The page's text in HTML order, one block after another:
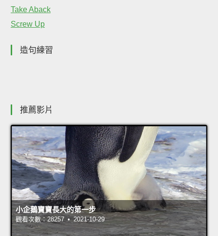
Take Aback
Screw Up
造句練習
推薦影片
小企鵝寶寶長大的第一步
觀看次數：28257 • 2021-10-29